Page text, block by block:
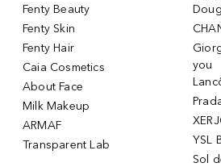
Fenty Beauty
Fenty Skin
Fenty Hair
Caia Cosmetics
About Face
Milk Makeup
ARMAF
Transparent Lab
you
YSL
Sol